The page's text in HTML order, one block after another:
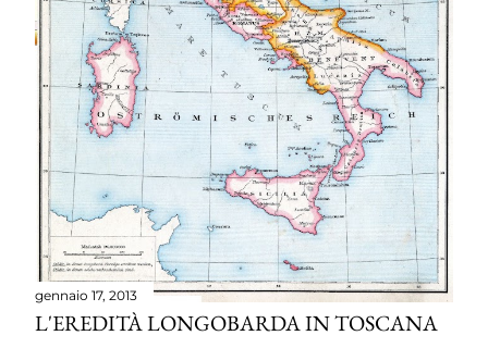
gennaio 17, 2013
L'EREDITÀ LONGOBARDA IN TOSCANA